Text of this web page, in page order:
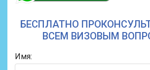
БЕСПЛАТНО
ВСЕМ ВИЗОВЫМ
Имя: